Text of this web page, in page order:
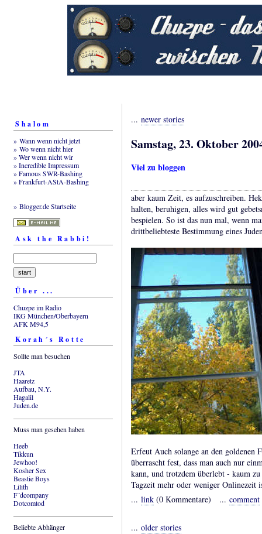
Shalom
» Wann wenn nicht jetzt
» Wo wenn nicht hier
» Wer wenn nicht wir
» Incredible Impressum
» Famous SWR-Bashing
» Frankfurt-AStA-Bashing
» Blogger.de Startseite
Ask the Rabbi!
Über ...
Chuzpe im Radio
IKG München/Oberbayern
AFK M94,5
Korah´s Rotte
Sollte man besuchen
JTA
Haaretz
Aufbau, N.Y.
Hagalil
Juden.de
Muss man gesehen haben
Heeb
Tikkun
Jewhoo!
Kosher Sex
Beastie Boys
Lilith
F´dcompany
Dotcomtod
Beliebte Abhänger
... newer stories
Samstag, 23. Oktober
Viel zu bloggen
aber kaum Zeit, es aufzuschreiben.
halten, beruhigen, alles wird gut
bespielen. So ist das nun mal, wenn
drittbeliebteste Bestimmung eines
Erfeut Auch solange an den goldenen
überrascht fest, dass man auch nur
kann, und trotzdem überlebt - kaum zu
Tagzeit mehr oder weniger Onlinezeit
... link (0 Kommentare) ... comment
... older stories